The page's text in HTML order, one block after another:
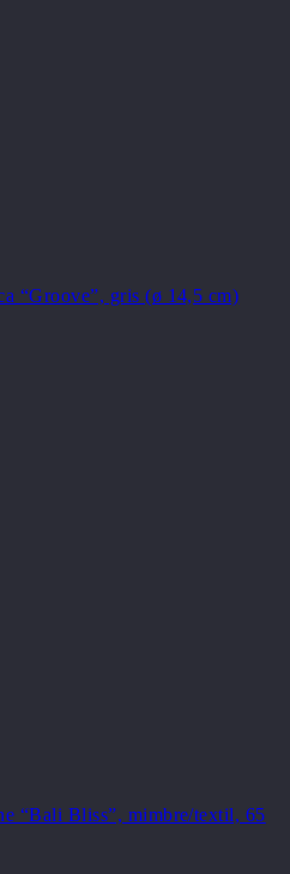
“Groove”, gris (ø 14,5 cm)
“Bali Bliss”, mimbre/textil, 65